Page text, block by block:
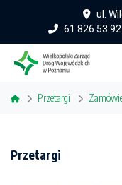
ul.
61 826 53 92
Przetargi
Przetargi